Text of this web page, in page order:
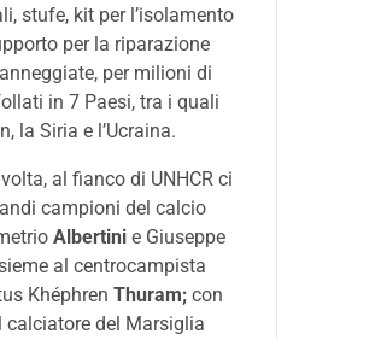
stufe, kit per l’isolamento
per la riparazione
per milioni di
in 7 Paesi, tra i quali
la Siria e l’Ucraina.
al fianco di UNHCR ci
campioni del calcio
Albertini e Giuseppe
al centrocampista
Khéphren Thuram; con
calciatore del Marsiglia